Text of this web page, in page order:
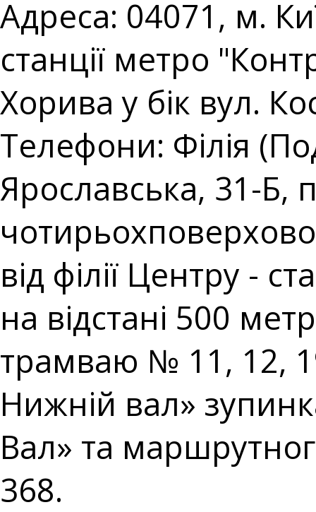
Адреса: 04071, м.
станції метро
Хорива у бік вул.
Телефони: Філія
Ярославська, 31-Б,
від філії Центру -
на відстані 500
трамваю № 11, 12,
Нижній вал»
Вал» та